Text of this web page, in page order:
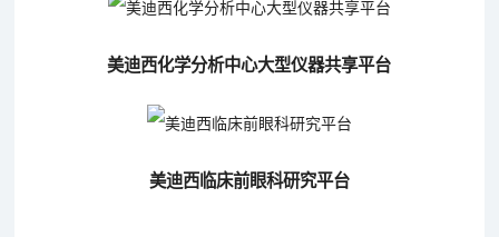
美迪西化学分析中心大型仪器共享平台
美迪西临床前眼科研究平台